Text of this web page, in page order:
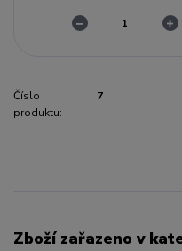
Číslo
produktu:
7
Zboží zařazeno v